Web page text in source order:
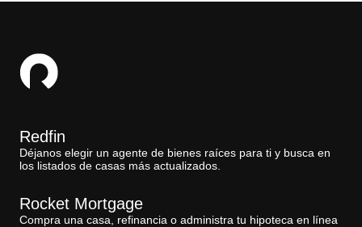
Redfin
Déjanos elegir un agente de bienes raíces para ti y busca en
los listados de casas más actualizados.
Rocket Mortgage
Compra una casa, refinancia o administra tu hipoteca en línea